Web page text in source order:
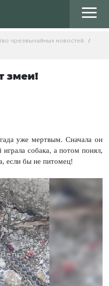
чрезвычайных новостей
змеи!
уже мертвым. Сначала он
играла собака, а потом понял,
если бы не питомец!